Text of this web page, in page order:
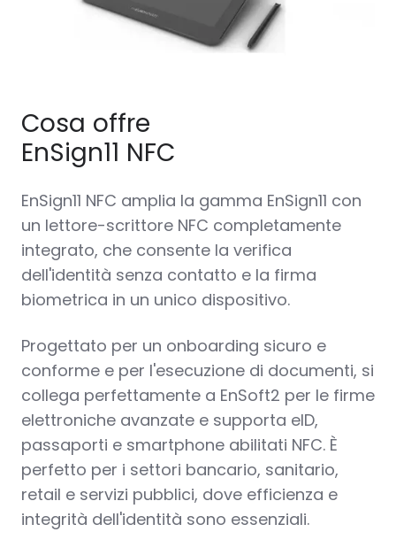
Cosa offre
EnSign11 NFC
EnSign11 NFC amplia la gamma EnSign11 con
un lettore-scrittore NFC completamente
integrato, che consente la verifica
dell'identità senza contatto e la firma
biometrica in un unico dispositivo.
Progettato per un onboarding sicuro e
conforme e per l'esecuzione di documenti, si
collega perfettamente a EnSoft2 per le firme
elettroniche avanzate e supporta eID,
passaporti e smartphone abilitati NFC. È
perfetto per i settori bancario, sanitario,
retail e servizi pubblici, dove efficienza e
integrità dell'identità sono essenziali.